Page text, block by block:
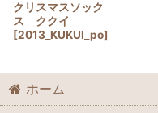
クリスマスソック
ス ククイ
[2013_KUKUI_po]
ホーム